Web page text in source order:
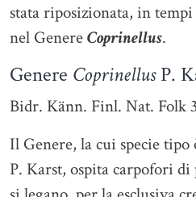
stata riposizionata, in
nel GenereCoprinellus.
Genere CoprinellusP.
Bidr. Känn. Finl. Nat. Folk
Il Genere, la cui specie tipo
P. Karst, ospita carpofori